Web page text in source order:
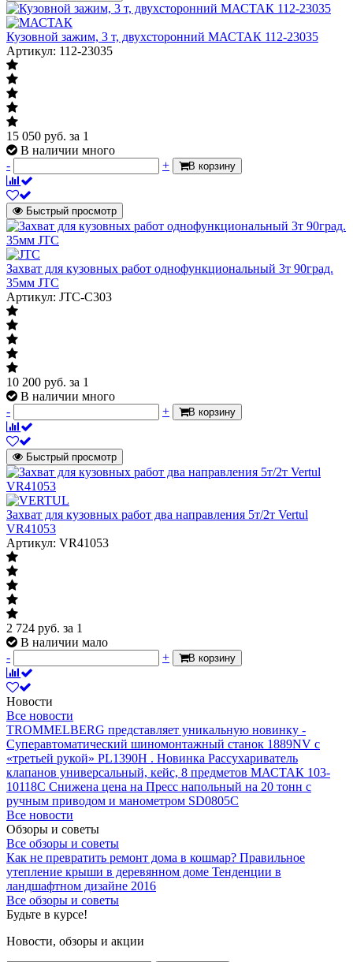
Кузовной зажим, 3 т, двухсторонний МАСТАК 112-23035
Артикул: 112-23035
15 050 руб. за 1
В наличии много
-
+ В корзину
Быстрый просмотр
Захват для кузовных работ однофункциональный 3т 90град.
35мм JTC
Артикул: JTC-C303
10 200 руб. за 1
В наличии много
-
+ В корзину
Быстрый просмотр
Захват для кузовных работ два направления 5т/2т Vertul
VR41053
Артикул: VR41053
2 724 руб. за 1
В наличии мало
-
+ В корзину
Новости
Все новости
TROMMELBERG представляет уникальную новинку -
Суперавтоматический шиномонтажный станок 1889NV с
«третьей рукой» PL1390H . Новинка Рассухариватель
клапанов универсальный, кейс, 8 предметов МАСТАК 103-
10118C Снижена цена на Пресс напольный на 20 тонн с
ручным приводом и манометром SD0805C
Все новости
Обзоры и советы
Все обзоры и советы
Как не превратить ремонт дома в кошмар? Правильное
утепление крыши в деревянном доме Тенденции в
ландшафтном дизайне 2016
Все обзоры и советы
Будьте в курсе!
Новости, обзоры и акции